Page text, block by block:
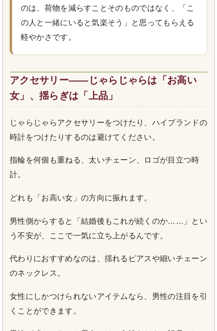
のは、荷物を減らすことそのものではなく、「こ
の人と一緒にいると気楽そう」と思ってもらえる
軽やかさです。
アクセサリー――じゃらじゃらは「お高い
女」、揺らぎは「上品」
じゃらじゃらアクセサリーをつけたり、ハイブランドの
時計をつけたりするのは避けてください。
指輪を何個も重ねる、太いチェーン、ロゴが目立つ時
計。
どれも「お高い女」の方向に振れます。
男性側からすると「結婚後もこれが続くのか……」とい
う不安が、ここで一気に立ち上がるんです。
代わりにおすすめなのは、揺れるピアスや細いチェーン
のネックレス。
女性にしかつけられないアイテムなら、男性の注目を引
くことができます。